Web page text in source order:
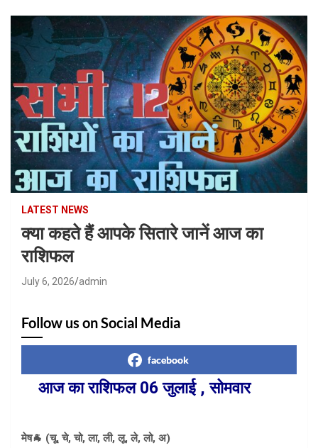
LATEST NEWS
क्या कहते हैं आपके सितारे जानें आज का
राशिफल
July 6, 2026 admin
Follow us on Social Media
facebook
आज का राशिफल 06 जुलाई , सोमवार
मेष🐐 (चू, चे, चो, ला, ली, लू, ले, लो, अ)